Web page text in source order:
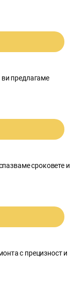
предлагаме
сроковете и
с прецизност и